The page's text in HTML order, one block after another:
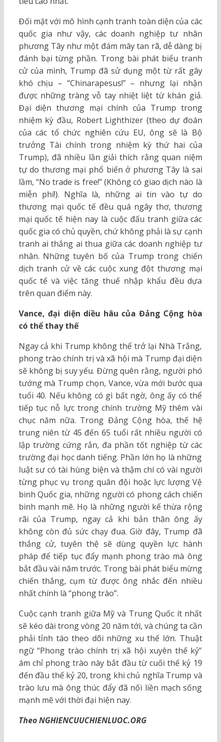
Đối mặt với mô hình cạnh tranh toàn diện của các
quốc gia như vậy, các doanh nghiệp tư nhân
phương Tây như một đám mây tan rã, dễ dàng bị
đánh bại từng phần. Trong bài phát biểu tranh
cử của mình, Trump đã sử dụng một từ rất gây
khó chịu – “Chinarapesus!” – nhưng lại nhận
được những tràng vỗ tay nhiệt liệt từ khán giả.
Đại diện thương mại chính của Trump trong
nhiệm kỳ đầu, Robert Lighthizer (theo dự đoán
của các tổ chức nghiên cứu EU, ông sẽ là Bộ
trưởng Tài chính trong nhiệm kỳ thứ hai của
Trump), đã nhiều lần giải thích rằng quan niệm
tự do thương mại phổ biến ở phương Tây là sai
lầm, “No trade is free!” (Không có giao dịch nào là
miễn phí!). Nghĩa là, những ai tin vào tự do
thương mại quốc tế đều quá ngây thơ, thương
mại quốc tế hiện nay là cuộc đấu tranh giữa các
quốc gia có chủ quyền, chứ không phải là sự cạnh
tranh ai thắng ai thua giữa các doanh nghiệp tư
nhân. Những tuyên bố của Trump trong chiến
dịch tranh cử về các cuộc xung đột thương mại
quốc tế và việc tăng thuế nhập khẩu đều dựa
trên quan điểm này.
Vance, đại diện diều hâu của Đảng Cộng hòa
có thể thay thế
Ngay cả khi Trump không thể trở lại Nhà Trắng,
phong trào chính trị và xã hội mà Trump đại diện
sẽ không bị suy yếu. Đừng quên rằng, người phó
tướng mà Trump chọn, Vance, vừa mới bước qua
tuổi 40. Nếu không có gì bất ngờ, ông ấy có thể
tiếp tục nỗ lực trong chính trường Mỹ thêm vài
chục năm nữa. Trong Đảng Cộng hòa, thế hệ
trung niên từ 45 đến 65 tuổi rất nhiều người có
lập trường cứng rắn, đa phần tốt nghiệp từ các
trường đại học danh tiếng. Phần lớn họ là những
luật sư có tài hùng biện và thậm chí có vài người
từng phục vụ trong quân đội hoặc lực lượng Vệ
binh Quốc gia, những người có phong cách chiến
binh mạnh mẽ. Họ là những người kế thừa rộng
rãi của Trump, ngay cả khi bản thân ông ấy
không còn đủ sức chạy đua. Giờ đây, Trump đã
thắng cử, tuyên thệ sẽ dùng quyền lực hành
pháp để tiếp tục đẩy mạnh phong trào mà ông
bắt đầu vài năm trước. Trong bài phát biểu mừng
chiến thắng, cụm từ được ông nhắc đến nhiều
nhất chính là “phong trào”.
Cuộc cạnh tranh giữa Mỹ và Trung Quốc ít nhất
sẽ kéo dài trong vòng 20 năm tới, và chúng ta cần
phải tỉnh táo theo dõi những xu thế lớn. Thuật
ngữ “Phong trào chính trị xã hội xuyên thế kỷ”
ám chỉ phong trào này bắt đầu từ cuối thế kỷ 19
đến đầu thế kỷ 20, trong khi chủ nghĩa Trump và
trào lưu mà ông thúc đẩy đã nối liền mạch sống
mạnh mẽ với thời đại hiện nay.
Theo NGHIENCUUCHIENLUOC.ORG